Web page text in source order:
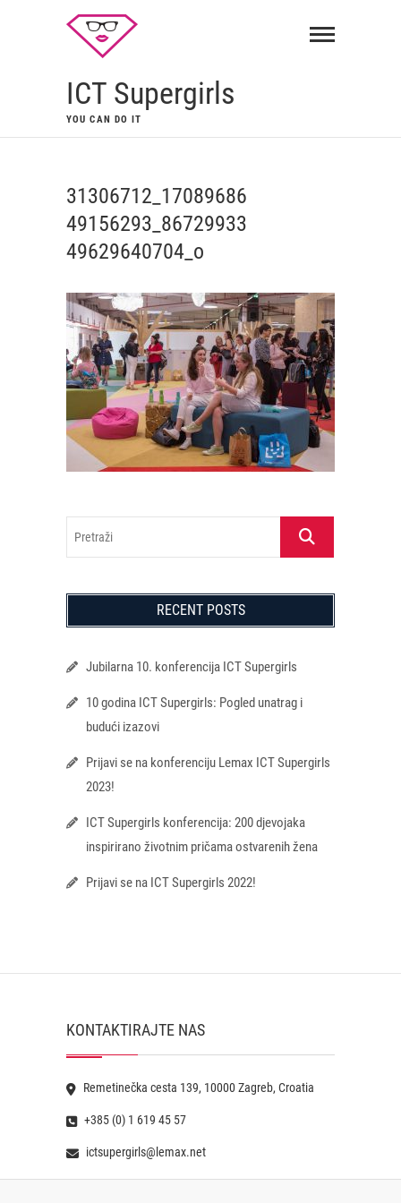
ICT Supergirls
YOU CAN DO IT
31306712_17089686
49156293_86729933
49629640704_o
Pretraži
RECENT POSTS
Jubilarna 10. konferencija ICT Supergirls
10 godina ICT Supergirls: Pogled unatrag i
budući izazovi
Prijavi se na konferenciju Lemax ICT Supergirls
2023!
ICT Supergirls konferencija: 200 djevojaka
inspirirano životnim pričama ostvarenih žena
Prijavi se na ICT Supergirls 2022!
KONTAKTIRAJTE NAS
Remetinečka cesta 139, 10000 Zagreb, Croatia
+385 (0) 1 619 45 57
ictsupergirls@lemax.net